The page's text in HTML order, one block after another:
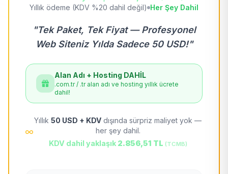
Yıllık ödeme (KDV %20 dahil değil) Her Şey Dahil
"Tek Paket, Tek Fiyat — Profesyonel
Web Siteniz Yılda Sadece 50 USD!"
Alan Adı + Hosting DAHİL
.com.tr / .tr alan adı ve hosting yıllık ücrete
dahil!
Yıllık 50 USD + KDV dışında sürpriz maliyet yok —
her şey dahil.
KDV dahil yaklaşık 2.856,51 TL (TCMB)